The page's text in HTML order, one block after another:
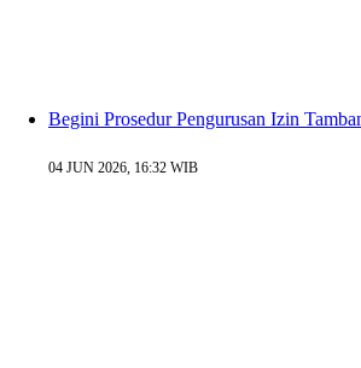
Begini Prosedur Pengurusan Izin
04 JUN 2026, 16:32 WIB